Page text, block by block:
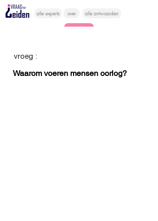
alle experts over alle antwoorden
vragen lessen
vroeg :
Waarom voeren mensen oorlog?